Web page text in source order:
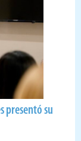
presentó su